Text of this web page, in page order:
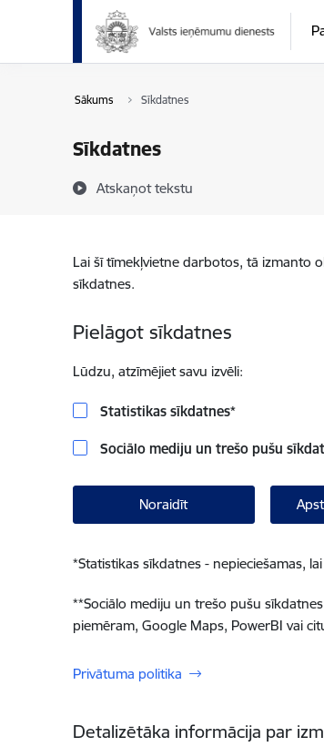
Pāriet uz lapas saturu
Sākums Sīkdatnes
Sīkdatnes
Atskaņot tekstu
Lai šī tīmekļvietne darbotos, tā izmanto
sīkdatnes.
Pielāgot sīkdatnes
Lūdzu, atzīmējiet savu izvēli:
Statistikas sīkdatnes*
Sociālo mediju un trešo pušu
Noraidīt
*Statistikas sīkdatnes - nepieciešamas,
**Sociālo mediju un trešo pušu
piemēram, Google Maps, PowerBI vai
Privātuma politika
Detalizētāka informācija par